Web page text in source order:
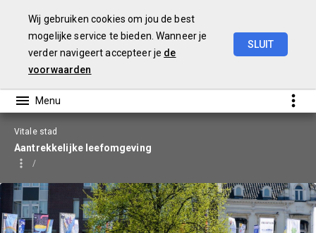
Wij gebruiken cookies om jou de best
mogelijke service te bieden. Wanneer je
verder navigeert accepteer je de
voorwaarden
SLUIT
Vitale stad
Aantrekkelijke leefomgeving